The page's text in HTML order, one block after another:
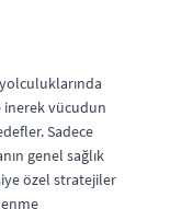
inerek vücudun
Sadece
genel sağlık
özel stratejiler